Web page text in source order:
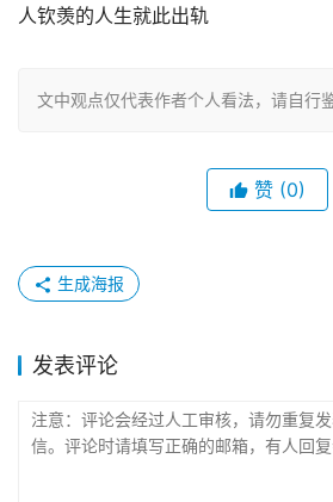
人钦羡的人生就此出轨
文中观点仅代表作者个人看法，请自行
赞 (0)
生成海报
发表评论